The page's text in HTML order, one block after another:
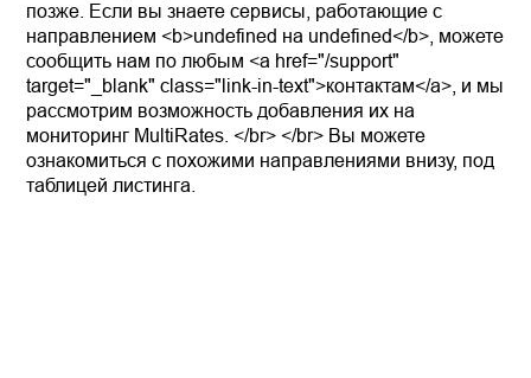
позже. Если вы знаете сервисы, работающие с
направлением <b>undefined на undefined</b>, можете
сообщить нам по любым <a href="/support"
target="_blank" class="link-in-text">контактам</a>, и мы
рассмотрим возможность добавления их на
мониторинг MultiRates. </br> </br> Вы можете
ознакомиться с похожими направлениями внизу, под
таблицей листинга.